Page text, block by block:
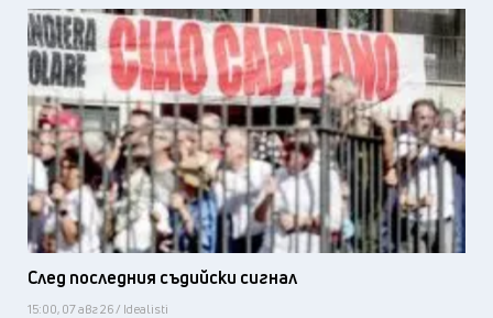
След последния съдийски сигнал
15:00, 07 авг 26 / Idealisti